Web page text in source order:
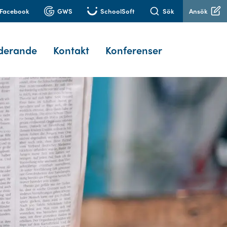
Facebook GWS SchoolSoft Sök Ansök
Kontakt Konferenser